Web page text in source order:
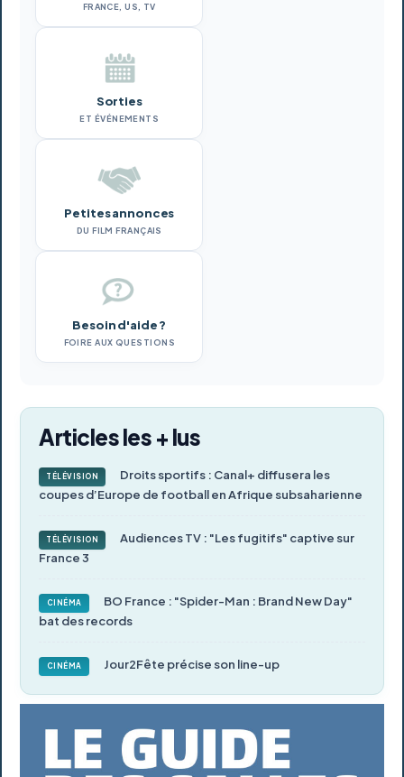
FRANCE, US, TV
Sorties
ET ÉVÉNEMENTS
Petites annonces
DU FILM FRANÇAIS
Besoin d'aide ?
FOIRE AUX QUESTIONS
Articles les + lus
TÉLÉVISION
Droits sportifs : Canal+ diffusera les
coupes d’Europe de football en Afrique subsaharienne
TÉLÉVISION
Audiences TV : "Les fugitifs" captive sur
France 3
CINÉMA
BO France : "Spider-Man : Brand New Day"
bat des records
CINÉMA Jour2Fête précise son line-up